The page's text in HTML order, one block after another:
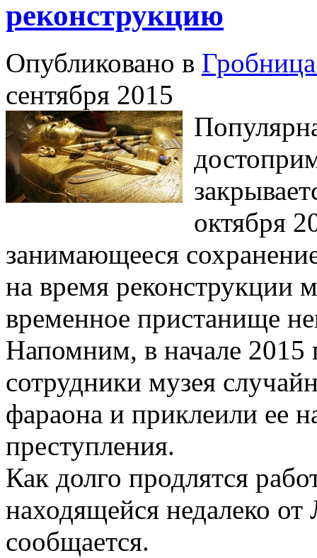
реконструкцию
Опубликовано в
сентября 2015
октября
занимающееся
на время реконструкции
временное пристанище
Напомним, в начале 2015
сотрудники музея
фараона и приклеили ее
преступления.
Как долго продлятся
находящейся недалеко
сообщается.